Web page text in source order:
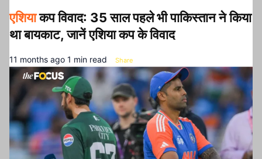
एशियाकप विवाद: 35 साल पहले भी पाकिस्तान ने किया
था बायकाट, जानें एशिया कप के विवाद
11 months ago 1 min read Share